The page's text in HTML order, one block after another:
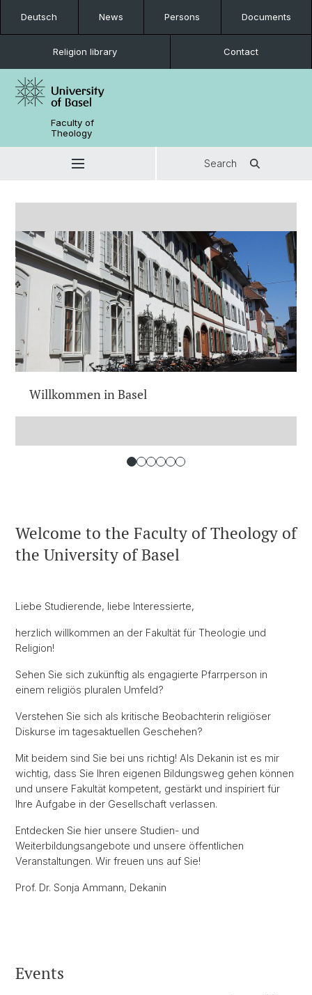
Deutsch News Persons Documents
Religion library Contact
Faculty of
Theology
Search
Willkommen in Basel
Welcome to the Faculty of Theology of
the University of Basel
Liebe Studierende, liebe Interessierte,
herzlich willkommen an der Fakultät für Theologie und
Religion!
Sehen Sie sich zukünftig als engagierte Pfarrperson in
einem religiös pluralen Umfeld?
Verstehen Sie sich als kritische Beobachterin religiöser
Diskurse im tagesaktuellen Geschehen?
Mit beidem sind Sie bei uns richtig! Als Dekanin ist es mir
wichtig, dass Sie Ihren eigenen Bildungsweg gehen können
und unsere Fakultät kompetent, gestärkt und inspiriert für
Ihre Aufgabe in der Gesellschaft verlassen.
Entdecken Sie hier unsere Studien- und
Weiterbildungsangebote und unsere öffentlichen
Veranstaltungen. Wir freuen uns auf Sie!
Prof. Dr. Sonja Ammann, Dekanin
Events